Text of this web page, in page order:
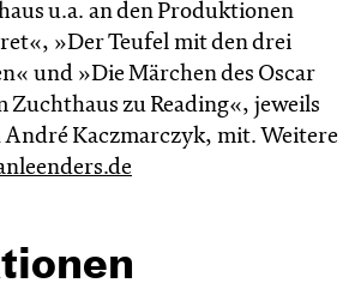
u.a. an den Produktionen
»Der Teufel mit den drei
und »Die Märchen des Oscar
Zucht­haus zu Reading«, jeweils
André Kaczmarczyk, mit. Weitere